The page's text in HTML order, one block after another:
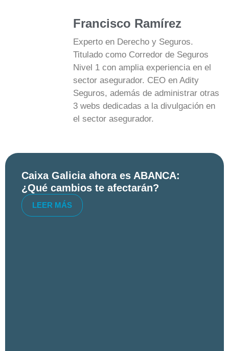
Francisco Ramírez
Experto en Derecho y Seguros.
Titulado como Corredor de Seguros
Nivel 1 con amplia experiencia en el
sector asegurador. CEO en Adity
Seguros, además de administrar otras
3 webs dedicadas a la divulgación en
el sector asegurador.
Caixa Galicia ahora es ABANCA:
¿Qué cambios te afectarán?
LEER MÁS